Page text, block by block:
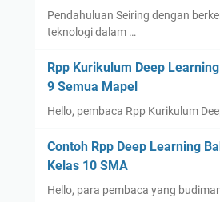
Pendahuluan Seiring dengan
teknologi dalam …
Rpp Kurikulum Deep
9 Semua Mapel
Hello, pembaca Rpp Kurikulum
Contoh Rpp Deep Learning
Kelas 10 SMA
Hello, para pembaca yang